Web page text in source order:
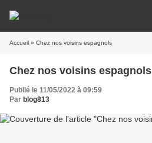
Accueil » Chez nos voisins espagnols
Chez nos voisins espagnols
Publié le 11/05/2022 à 09:59
Par blog813